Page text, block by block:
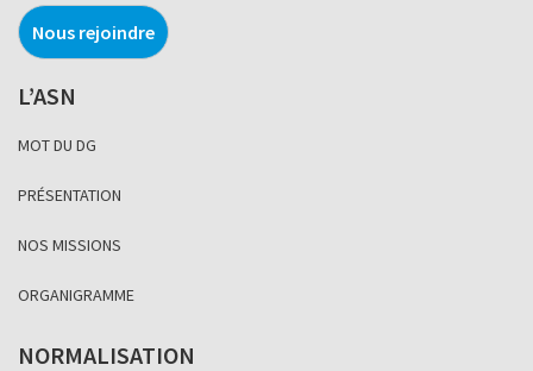
Nous rejoindre
L’ASN
MOT DU DG
PRÉSENTATION
NOS MISSIONS
ORGANIGRAMME
NORMALISATION